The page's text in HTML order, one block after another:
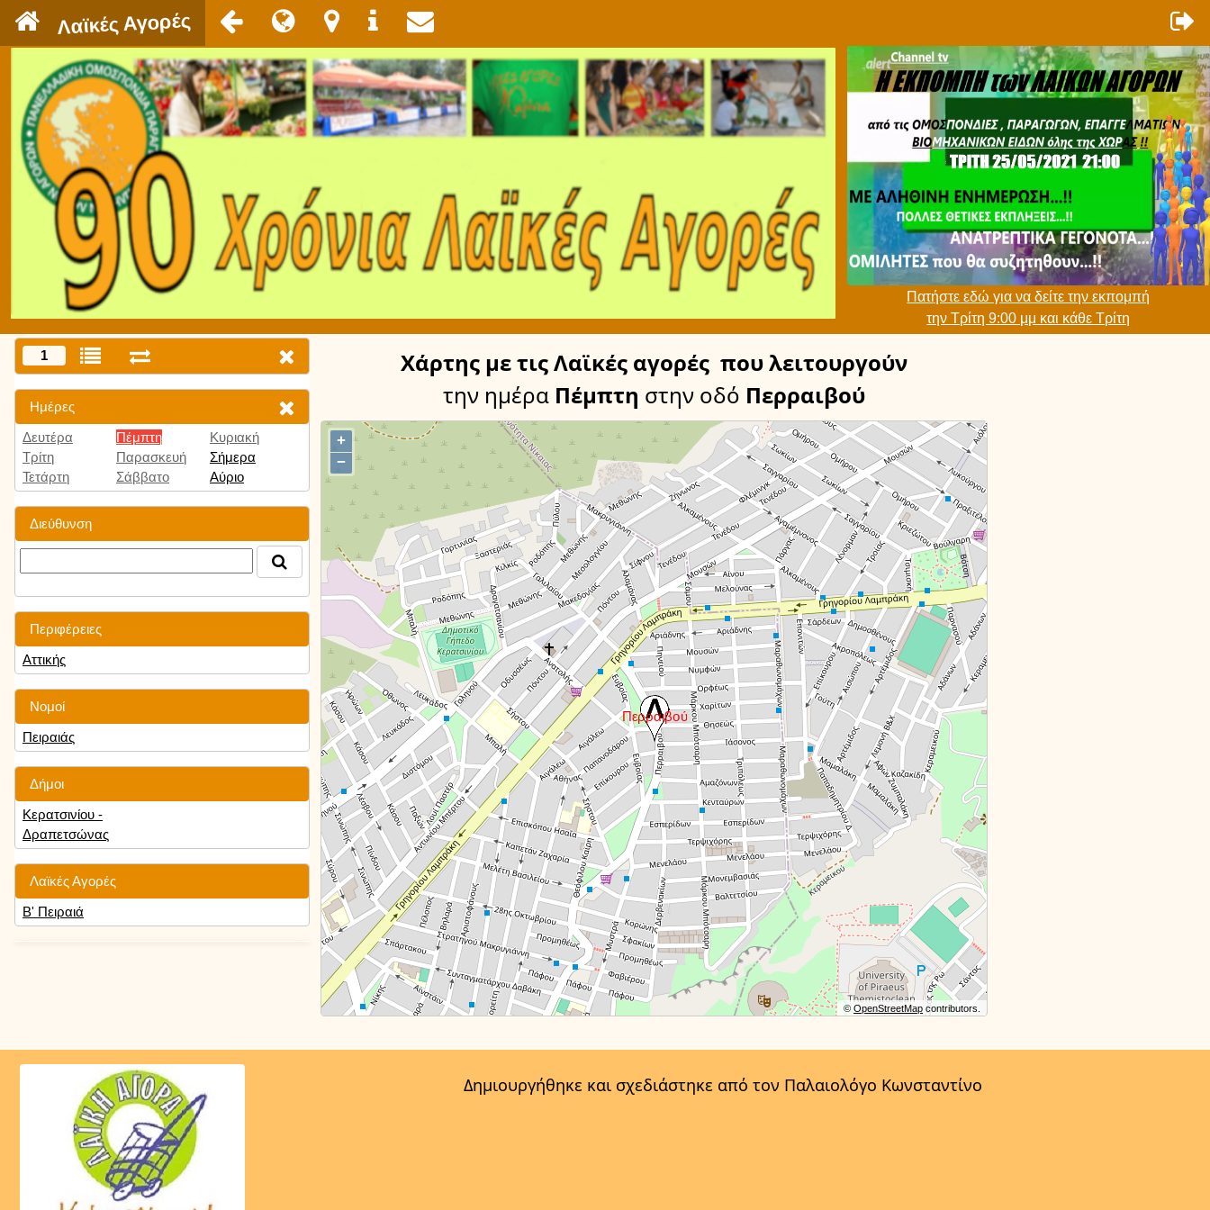
Λαϊκές Αγορές
Πατήστε εδώ για να δείτε την εκπομπή
την Τρίτη 9:00 μμ και κάθε Τρίτη
1
Ημέρες
Δευτέρα
Τρίτη
Τετάρτη
Πέμπτη
Παρασκευή
Σάββατο
Κυριακή
Σήμερα
Αύριο
Διεύθυνση
Περιφέρειες
Αττικής
Νομοί
Πειραιάς
Δήμοι
Κερατσινίου -
Δραπετσώνας
Λαϊκές Αγορές
Β' Πειραιά
Χάρτης με τις Λαϊκές αγορές που λειτουργούν
την ημέρα Πέμπτη στην οδό Περραιβού
+
−
©OpenStreetMap contributors.
Δημιουργήθηκε και σχεδιάστηκε από τον Παλαιολόγο Κωνσταντίνο